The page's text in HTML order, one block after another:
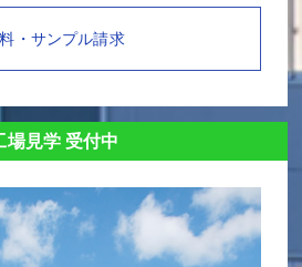
・サンプル請求
場見学 受付中